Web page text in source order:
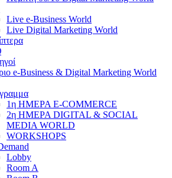
Live e-Business World
Live Digital Marketing World
e-Business & Digital Marketing World
1η ΗΜΕΡΑ E-COMMERCE
2η ΗΜΕΡΑ DIGITAL & SOCIAL
MEDIA WORLD
WORKSHOPS
Lobby
Room A